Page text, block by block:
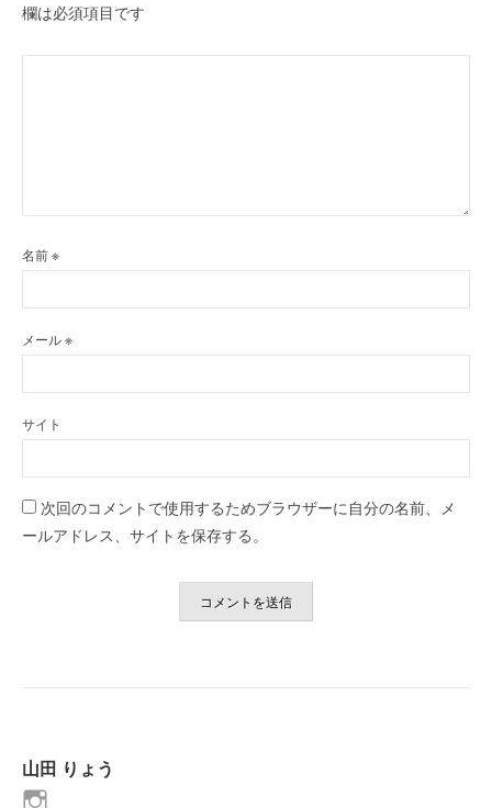
欄は必須項目です
名前※
メール※
サイト
次回のコメントで使用するためブラウザーに自分の名前、メ
ールアドレス、サイトを保存する。
山田 りょう